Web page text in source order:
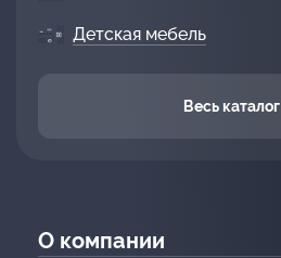
Детская мебель
Весь каталог
О компании